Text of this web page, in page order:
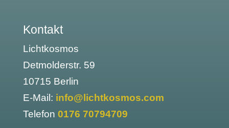
Kontakt
Lichtkosmos
Detmolderstr. 59
10715 Berlin
E-Mail: info@lichtkosmos.com
Telefon 0176 70794709